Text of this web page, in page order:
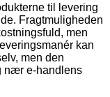
til levering
Fragtmuligheden
men
kan
men den
nær e-handlens